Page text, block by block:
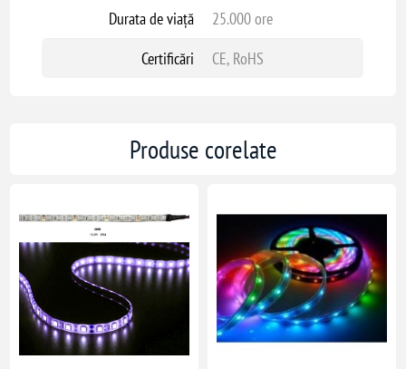
Durata de viață
25.000 ore
Certificări
CE, RoHS
Produse corelate